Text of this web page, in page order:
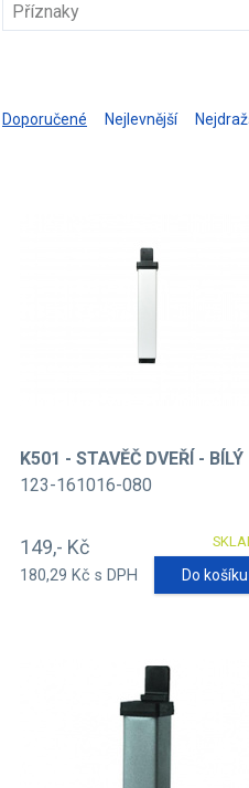
Příznaky
Doporučené Nejlevnější
K501 - STAVĚČ DVEŘÍ - BÍLÝ
123-161016-080
149,- Kč
180,29 Kč s DPH Do košíku